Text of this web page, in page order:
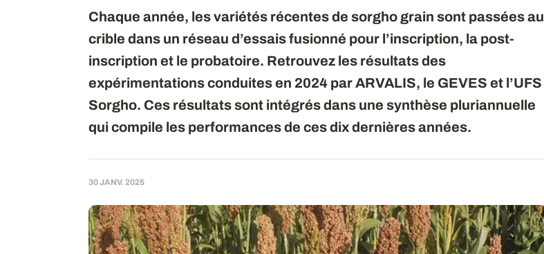
Chaque année, les variétés récentes de sorgho grain sont passées au
crible dans un réseau d’essais fusionné pour l’inscription, la post-
inscription et le probatoire. Retrouvez les résultats des
expérimentations conduites en 2024 par ARVALIS, le GEVES et l’UFS
Sorgho. Ces résultats sont intégrés dans une synthèse pluriannuelle
qui compile les performances de ces dix dernières années.
30 JANV. 2025